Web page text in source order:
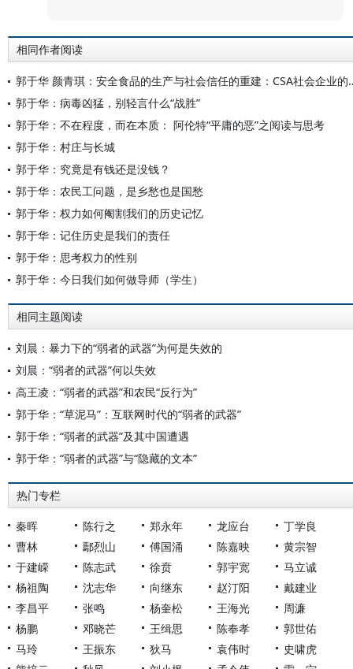
相同作者阅读
郭于华 颜青琪：安全
郭于华：病毒凶猛，别轻言什么“战胜”
郭于华：不在程度，而在本质： 阿伦特“平庸的恶”之阅读与思考
郭于华：村庄与长城
郭于华：究竟是有钱还是没钱？
郭于华：农民工问题，是乡愁也是国愁
郭于华：权力如何阉割我们的历史记忆
郭于华：记住历史是我们的责任
郭于华：思考权力的性别
郭于华：今日我们如何做导师（学生）
相同主题阅读
刘晨：暴力下的“弱者的武器”为何是失效的
刘晨：“弱者的武器”何以失效
高王凌：“弱者的武器”和农民“反行为”
郭于华：“草泥马”：互联网时代的“弱者的武器”
郭于华：“弱者的武器”及其中国遭遇
郭于华：“弱者的武器”与“隐藏的文本”
热门专栏
秦晖 陈行之 郑永年 龙应台
丁学良
曹林
鄢烈山 傅国涌 陈嘉映
黄宗智
于建嵘
陈志武 徐贲 郭宇宽
马立诚
杨祖陶
沈志华 向继东 赵汀阳
戴建业
李昌平
张鸣 杨奎松 王海光
周濂
杨鹏
邓晓芒 王缉思 陈奉孝
郭世佑
马玲
王振东 狄马 袁伟时
史啸虎